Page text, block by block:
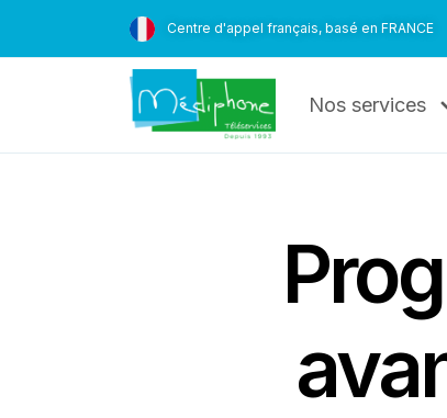
Centre d'appel français, basé en FRANCE
Nos services